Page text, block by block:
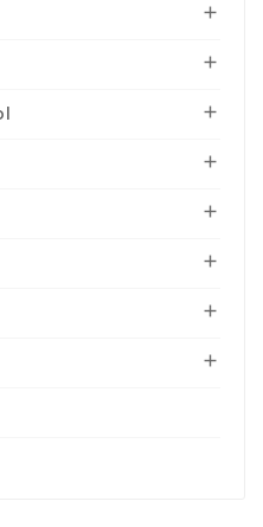







